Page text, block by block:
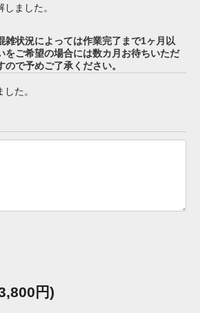
ました。
雑状況によっては作業完了まで1ヶ月以
をご希望の場合には数カ月お待ちいただ
ので予めご了承ください。
た。
円)